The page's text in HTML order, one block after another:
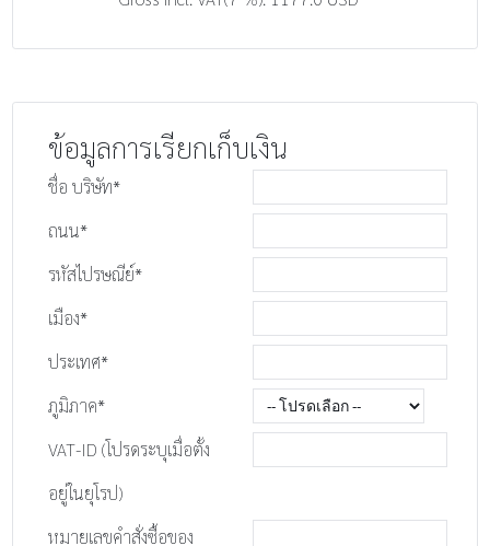
ข้อมูลการเรียกเก็บเงิน
ชื่อ บริษัท*
ถนน*
รหัสไปรษณีย์*
เมือง*
ประเทศ*
ภูมิภาค*
VAT-ID (โปรดระบุเมื่อตั้ง
อยู่ในยุโรป)
หมายเลขคำสั่งซื้อของ